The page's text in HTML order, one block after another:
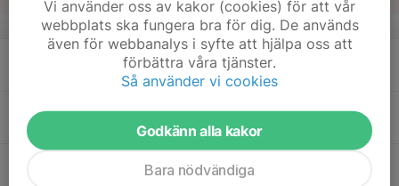
v.12
Tis
Vi använder oss av kakor (cookies) för att vår
webbplats ska fungera bra för dig. De används
även för webbanalys i syfte att hjälpa oss att
förbättra våra tjänster.
Så använder vi cookies
Godkänn alla kakor
Bara nödvändiga